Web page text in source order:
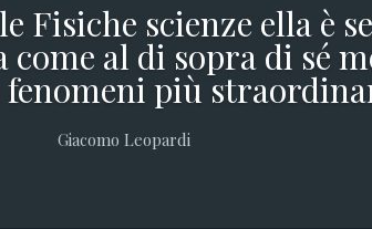
Fisiche scienze ella è
al di sopra di sé
fenomeni più
Giacomo Leopardi